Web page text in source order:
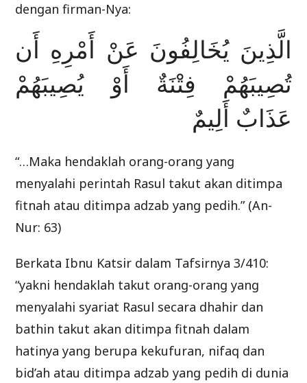
dengan firman-Nya:
الَّذِينَ يُخَالِفُونَ عَنْ أَمْرِهِ أَن
تُصِيبَهُمْ فِتْنَةٌ أَوْ يُصِيبَهُمْ
عَذَابٌ أَلِيمٌ
“…Maka hendaklah orang-orang yang
menyalahi perintah Rasul takut akan ditimpa
fitnah atau ditimpa adzab yang pedih.” (An-
Nur: 63)
Berkata Ibnu Katsir dalam Tafsirnya 3/410:
“yakni hendaklah takut orang-orang yang
menyalahi syariat Rasul secara dhahir dan
bathin takut akan ditimpa fitnah dalam
hatinya yang berupa kekufuran, nifaq dan
bid’ah atau ditimpa adzab yang pedih di dunia